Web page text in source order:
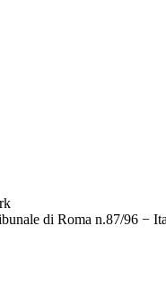
di Roma n.87/96 −